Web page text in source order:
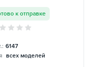
к отправке
6147
всех моделей